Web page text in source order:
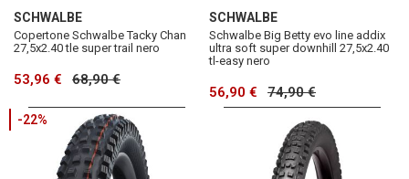
SCHWALBE
Copertone Schwalbe Tacky Chan
27,5x2.40 tle super trail nero
53,96 € 68,90 €
SCHWALBE
Schwalbe Big Betty evo line addix
ultra soft super downhill 27,5x2.40
tl-easy nero
56,90 € 74,90 €
-22%